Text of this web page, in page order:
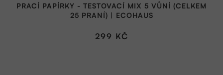
PRACÍ PAPÍRKY - TESTOVACÍ MIX 5 VŮNÍ (CELKEM
25 PRANÍ) | ECOHAUS
299 KČ